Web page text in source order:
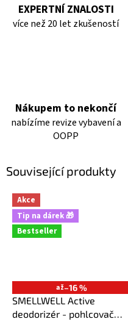
EXPERTNÍ ZNALOSTI
více než 20 let zkušeností
Nákupem to nekončí
nabízíme revize vybavení a
OOPP
Související produkty
Akce
Tip na dárek 🎁
Bestseller
až–16 %
SMELLWELL Active
deodorizér - pohlcovač